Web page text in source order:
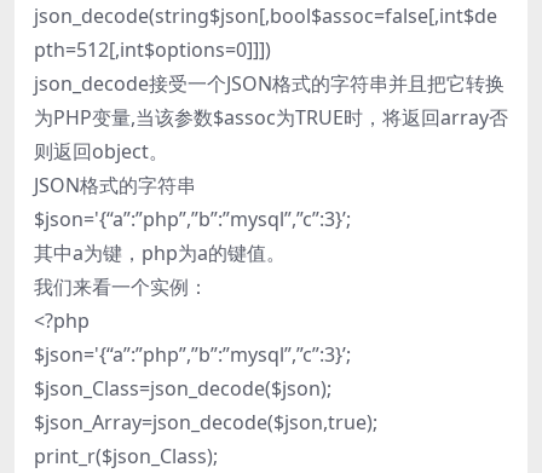
json_decode(string$json[,bool$assoc=false[,int$de
pth=512[,int$options=0]]])
json_decode接受一个JSON格式的字符串并且把它转换
为PHP变量,当该参数$assoc为TRUE时，将返回array否
则返回object。
JSON格式的字符串
$json='{“a”:”php”,”b”:”mysql”,”c”:3}’;
其中a为键，php为a的键值。
我们来看一个实例：
<?php
$json='{“a”:”php”,”b”:”mysql”,”c”:3}’;
$json_Class=json_decode($json);
$json_Array=json_decode($json,true);
print_r($json_Class);